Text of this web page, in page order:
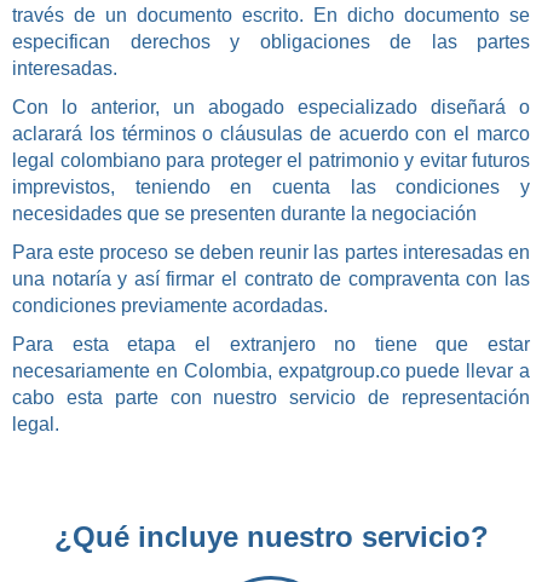
través de un documento escrito. En dicho documento se
especifican derechos y obligaciones de las partes
interesadas.
Con lo anterior, un abogado especializado diseñará o
aclarará los términos o cláusulas de acuerdo con el marco
legal colombiano para proteger el patrimonio y evitar futuros
imprevistos, teniendo en cuenta las condiciones y
necesidades que se presenten durante la negociación
Para este proceso se deben reunir las partes interesadas en
una notaría y así firmar el contrato de compraventa con las
condiciones previamente acordadas.
Para esta etapa el extranjero no tiene que estar
necesariamente en Colombia, expatgroup.co puede llevar a
cabo esta parte con nuestro servicio de representación
legal.
¿Qué incluye nuestro servicio?